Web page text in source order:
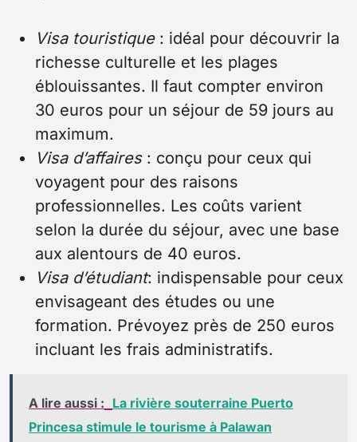
Visa touristique: idéal pour découvrir la
richesse culturelle et les plages
éblouissantes. Il faut compter environ
30 euros pour un séjour de 59 jours au
maximum.
Visa d’affaires: conçu pour ceux qui
voyagent pour des raisons
professionnelles. Les coûts varient
selon la durée du séjour, avec une base
aux alentours de 40 euros.
Visa d’étudiant: indispensable pour ceux
envisageant des études ou une
formation. Prévoyez près de 250 euros
incluant les frais administratifs.
A lire aussi : La rivière souterraine Puerto
Princesa stimule le tourisme à Palawan